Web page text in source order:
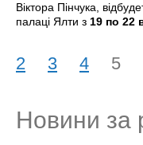
Віктора Пінчука,
палаці Ялти з 19 по 22
2 3 4 5
Новини за